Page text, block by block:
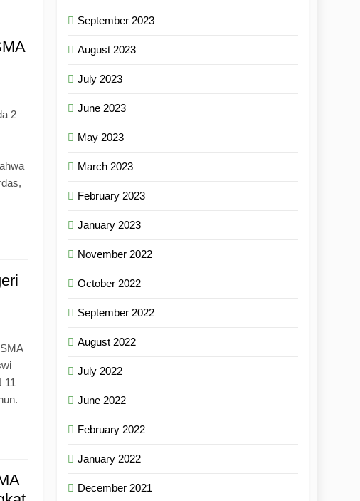
2
11
September 2023
August 2023
July 2023
June 2023
May 2023
March 2023
February 2023
January 2023
November 2022
October 2022
September 2022
August 2022
July 2022
June 2022
February 2022
January 2022
December 2021